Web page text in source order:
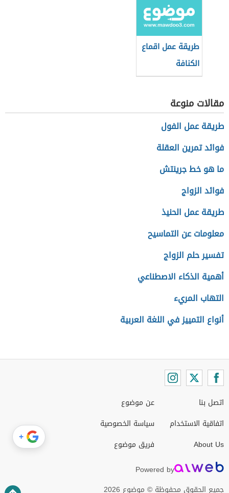
طريقة عمل اقماع
الكنافة
مقالات منوعة
طريقة عمل الفول
فوائد تمرين العقلة
ما هو خط جرينتش
فوائد الزواج
طريقة عمل الحنيذ
معلومات عن التماسيح
تفسير حلم الزواج
أهمية الذكاء الاصطناعي
التهاب المريء
أنواع التمييز في اللغة العربية
اتصل بنا
اتفاقية الاستخدام
About Us
عن موضوع
سياسة الخصوصية
فريق موضوع
Powered by
جميع الحقوق محفوظة © موضوع 2026
+